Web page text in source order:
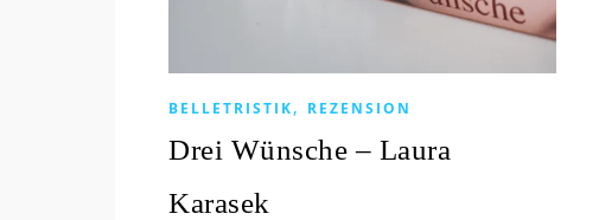
BELLETRISTIK, REZENSION
Drei Wünsche – Laura
Karasek